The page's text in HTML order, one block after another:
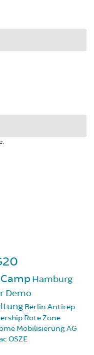
CampHamburg
Demo
Berlin Antirep
Rote Zone
MobilisierungAG
OSZE